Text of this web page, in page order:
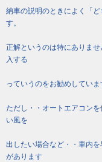
納車の説明のときによく「
す。
正解というのは特にありま
入する
っていうのをお勧めしていま
ただし・・オートエアコン
い風を
出したい場合など・・車内
があります